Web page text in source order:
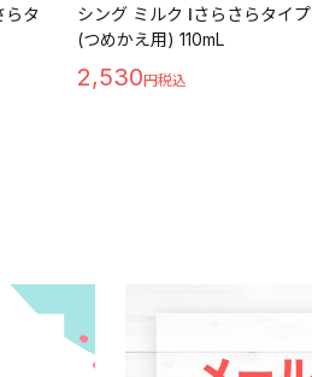
らタ
シング ミルク Ⅰさらさらタイプ
(つめかえ用) 110mL
2,530